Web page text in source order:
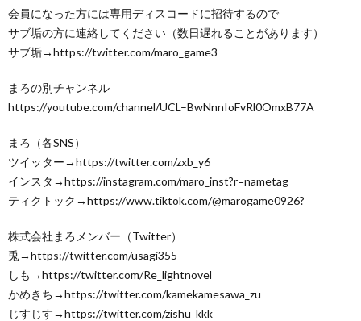
会員になった方には専用ディスコードに招待するので
サブ垢の方に連絡してください（数日遅れることがあります）
サブ垢→https://twitter.com/maro_game3
まろの別チャンネル
https://youtube.com/channel/UCL–BwNnnIoFvRl0OmxB77A
まろ（各SNS）
ツイッター→https://twitter.com/zxb_y6
インスタ→https://instagram.com/maro_inst?r=nametag
ティクトック→https://www.tiktok.com/@marogame0926?
株式会社まろメンバー（Twitter）
兎→https://twitter.com/usagi355
しも→https://twitter.com/Re_lightnovel
かめきち→https://twitter.com/kamekamesawa_zu
じすじす→https://twitter.com/zishu_kkk